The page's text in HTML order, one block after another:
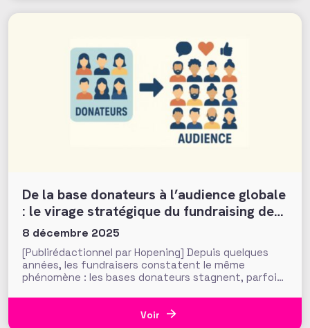
De la base donateurs à l’audience globale
: le virage stratégique du fundraising de
demain
8 décembre 2025
[Publirédactionnel par Hopening] Depuis quelques
années, les fundraisers constatent le même
phénomène : les bases donateurs stagnent, parfois
croissance de la collecte se fait toujours plus forte.
Les baromètres le montrent : en 2024, les dons des
Voir